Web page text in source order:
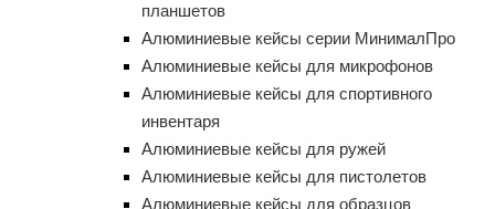
планшетов
Алюминиевые кейсы серии МинималПро
Алюминиевые кейсы для микрофонов
Алюминиевые кейсы для спортивного
инвентаря
Алюминиевые кейсы для ружей
Алюминиевые кейсы для пистолетов
Алюминиевые кейсы для образцов